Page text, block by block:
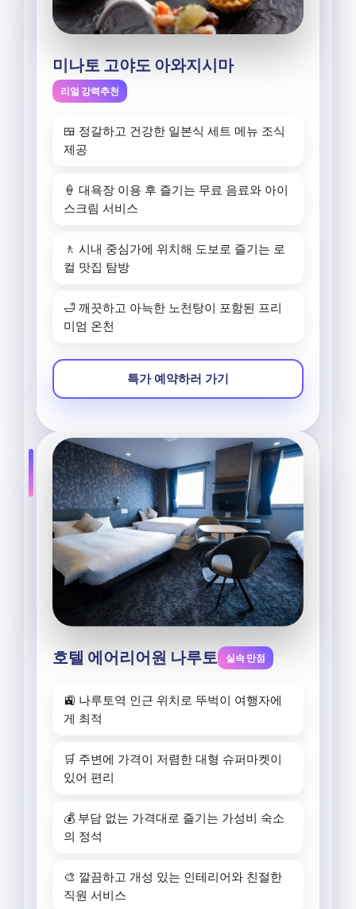
미나토 고야도 아와지시마
리얼 강력추천
🍱 정갈하고 건강한 일본식 세트 메뉴 조식
제공
🍦 대욕장 이용 후 즐기는 무료 음료와 아이
스크림 서비스
🚶 시내 중심가에 위치해 도보로 즐기는 로
컬 맛집 탐방
🛁 깨끗하고 아늑한 노천탕이 포함된 프리
미엄 온천
특가 예약하러 가기
호텔 에어리어원 나루토 실속 만점
🚉 나루토역 인근 위치로 뚜벅이 여행자에
게 최적
🛒 주변에 가격이 저렴한 대형 슈퍼마켓이
있어 편리
💰 부담 없는 가격대로 즐기는 가성비 숙소
의 정석
🎨 깔끔하고 개성 있는 인테리어와 친절한
직원 서비스